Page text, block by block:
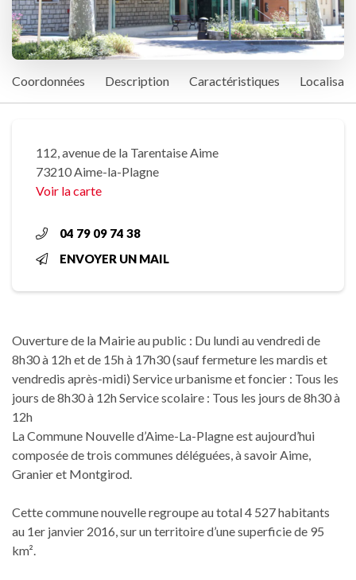
Coordonnées Description Caractéristiques
112, avenue de la Tarentaise Aime
73210 Aime-la-Plagne
Voir la carte
04 79 09 74 38
ENVOYER UN MAIL
Ouverture de la Mairie au public : Du lundi au vendredi de
8h30 à 12h et de 15h à 17h30 (sauf fermeture les mardis et
vendredis après-midi) Service urbanisme et foncier : Tous les
jours de 8h30 à 12h Service scolaire : Tous les jours de 8h30 à
12h
La Commune Nouvelle d’Aime-La-Plagne est aujourd’hui
composée de trois communes déléguées, à savoir Aime,
Granier et Montgirod.
Cette commune nouvelle regroupe au total 4 527 habitants
au 1er janvier 2016, sur un territoire d’une superficie de 95
km².